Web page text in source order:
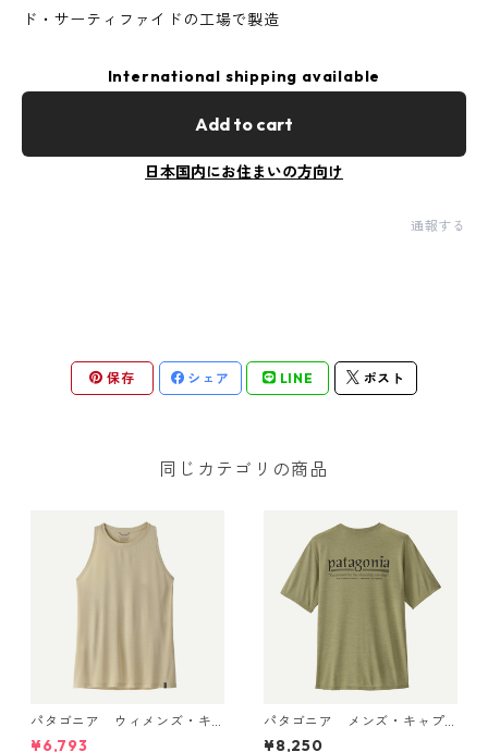
ド・サーティファイドの工場で製造
International shipping available
Add to cart
日本国内にお住まいの方向け
通報する
保存 シェア LINE ポスト
同じカテゴリの商品
パタゴニア ウィメンズ・キ
ャプリーン・クール・ウルト
¥6,793
パタゴニア メンズ・キャプ
リーン・クール・デイリー・
¥8,250